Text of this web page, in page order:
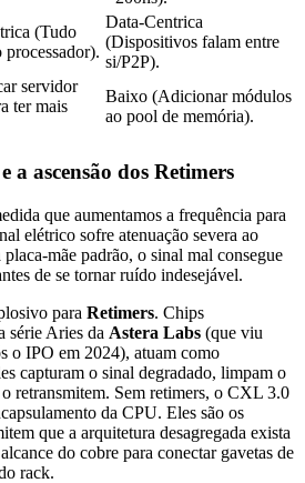
(Tudo
processador).
Data-Centrica
(Dispositivos falam entre
si/P2P).
servidor
ter mais
Baixo (Adicionar módulos
ao pool de memória).
a ascensão dos Retimers
que aumentamos a frequência para
elétrico sofre atenuação severa ao
mãe padrão, o sinal mal consegue
de se tornar ruído indesejável.
para Retimers. Chips
série Aries da Astera Labs (que viu
o IPO em 2024), atuam como
capturam o sinal degradado, limpam o
retransmitem. Sem retimers, o CXL 3.0
da CPU. Eles são os
que a arquitetura desagregada exista
do cobre para conectar gavetas de
rack.